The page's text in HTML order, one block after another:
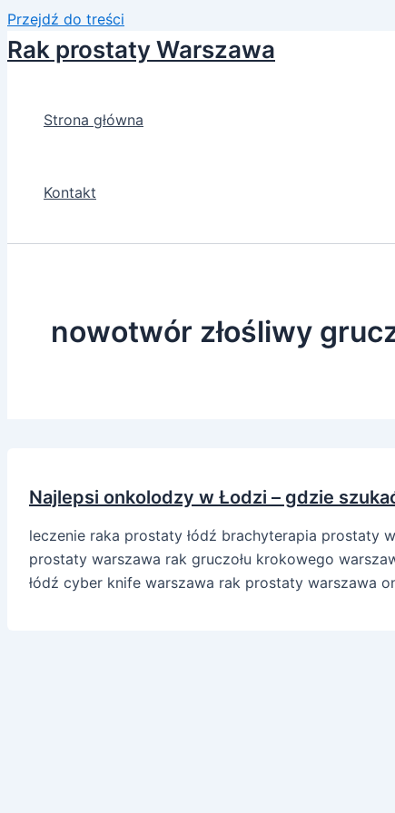
Przejdź do treści
Rak prostaty Warszawa
Strona główna
Kontakt
nowotwór złośliwy
Najlepsi onkolodzy w Łodzi – gdzie
leczenie raka prostaty łódź brachyterapia prostaty
prostaty warszawa rak gruczołu krokowego
łódź cyber knife warszawa rak prostaty warszawa